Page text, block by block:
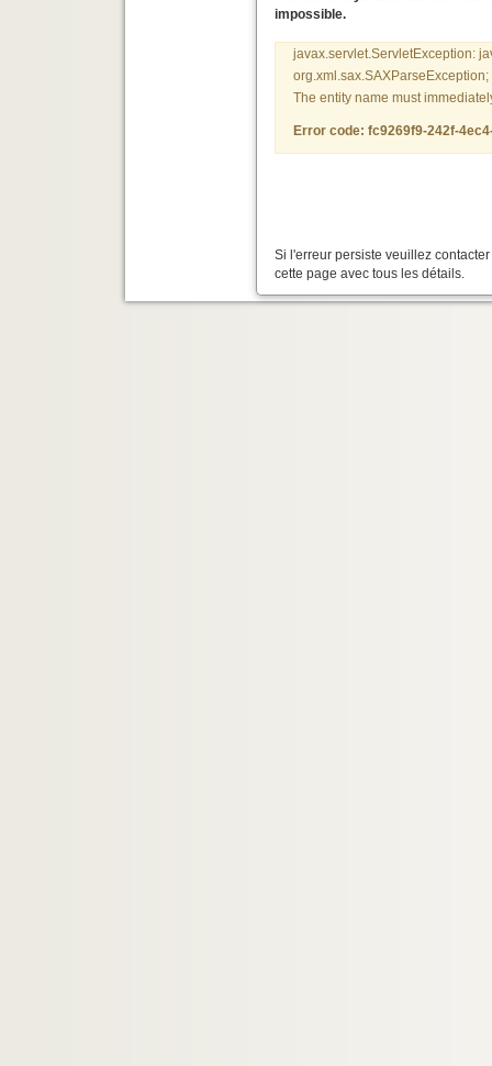
impossible.
javax.servlet.ServletException:
The entity name must
Error code: fc9269f9-242f-
Si l'erreur persiste veuillez
cette page avec tous les détails.